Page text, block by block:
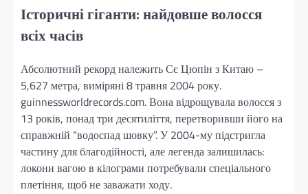
Історичні гіганти: найдовше волосся
всіх часів
Абсолютний рекорд належить Сє Цюпін з Китаю –
5,627 метра, виміряні 8 травня 2004 року.
guinnessworldrecords.com. Вона відрощувала волосся з
13 років, понад три десятиліття, перетворивши його на
справжній “водоспад шовку”. У 2004-му підстригла
частину для благодійності, але легенда залишилась:
локони вагою в кілограми потребували спеціального
плетіння, щоб не заважати ходу.